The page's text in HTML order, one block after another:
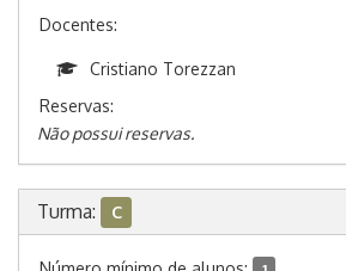
Docentes:
Cristiano Torezzan
Reservas:
Não possui reservas.
Turma: C